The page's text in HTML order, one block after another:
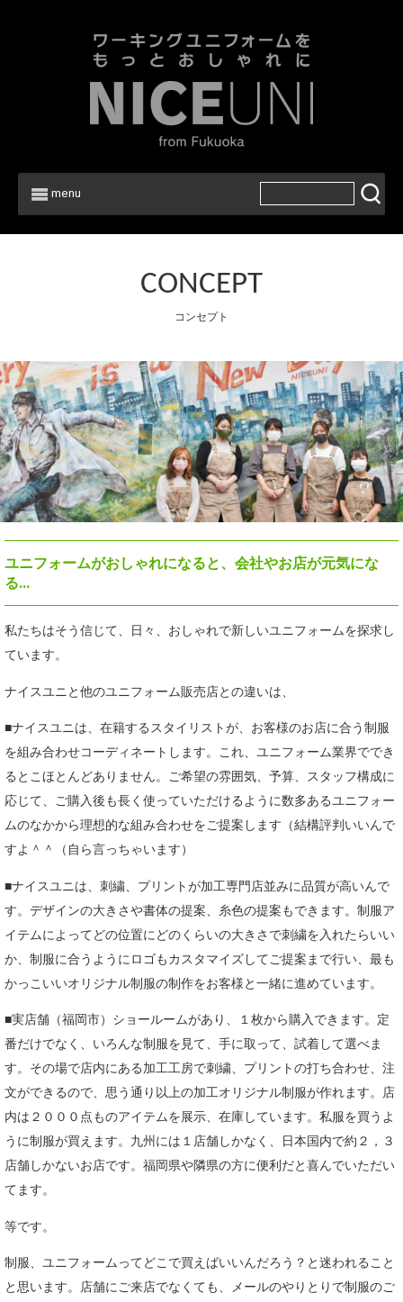
menu
CONCEPT
コンセプト
ユニフォームがおしゃれになると、会社やお店が元気にな
る…
私たちはそう信じて、日々、おしゃれで新しいユニフォームを探求し
ています。
ナイスユニと他のユニフォーム販売店との違いは、
■ナイスユニは、在籍するスタイリストが、お客様のお店に合う制服
を組み合わせコーディネートします。これ、ユニフォーム業界ででき
るとこほとんどありません。ご希望の雰囲気、予算、スタッフ構成に
応じて、ご購入後も長く使っていただけるように数多あるユニフォー
ムのなかから理想的な組み合わせをご提案します（結構評判いいんで
すよ＾＾（自ら言っちゃいます）
■ナイスユニは、刺繍、プリントが加工専門店並みに品質が高いんで
す。デザインの大きさや書体の提案、糸色の提案もできます。制服ア
イテムによってどの位置にどのくらいの大きさで刺繍を入れたらいい
か、制服に合うようにロゴもカスタマイズしてご提案まで行い、最も
かっこいいオリジナル制服の制作をお客様と一緒に進めています。
■実店舗（福岡市）ショールームがあり、１枚から購入できます。定
番だけでなく、いろんな制服を見て、手に取って、試着して選べま
す。その場で店内にある加工工房で刺繍、プリントの打ち合わせ、注
文ができるので、思う通り以上の加工オリジナル制服が作れます。店
内は２０００点ものアイテムを展示、在庫しています。私服を買うよ
うに制服が買えます。九州には１店舗しかなく、日本国内で約２，３
店舗しかないお店です。福岡県や隣県の方に便利だと喜んでいただい
てます。
等です。
制服、ユニフォームってどこで買えばいいんだろう？と迷われること
と思います。店舗にご来店でなくても、メールのやりとりで制服のご